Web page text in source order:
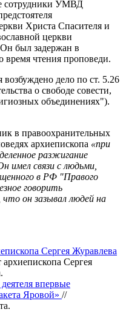
сотрудники УМВД
Христа Спасителя и
церкви
был задержан в
время чтения проповеди.
дело по ст. 5.26
о свободе совести,
объединениях").
в правоохранительных
архиепископа «при
разжигание
связи с людьми,
в РФ "Правого
говорить
он зазывал людей на
Сергея Журавлева
архиепископа Сергея
впервые
Яровой» //